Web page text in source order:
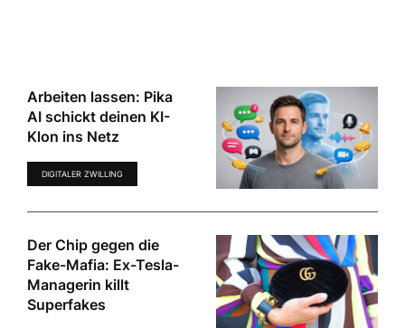
Arbeiten lassen: Pika
AI schickt deinen KI-
Klon ins Netz
DIGITALER ZWILLING
Der Chip gegen die
Fake-Mafia: Ex-Tesla-
Managerin killt
Superfakes